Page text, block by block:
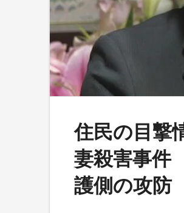
住民の目撃
妻殺害事
護側の攻防